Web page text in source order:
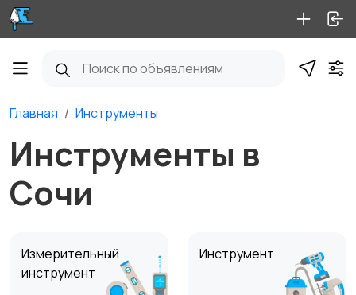
Главная Инструменты
Инструменты в
Сочи
Измерительный
инструмент
Инструмент